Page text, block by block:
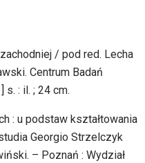
/ pod red. Lecha
Centrum Badań
s. : il. ; 24 cm.
: u podstaw kształtowania
Georgio Strzelczyk
– Poznań : Wydział